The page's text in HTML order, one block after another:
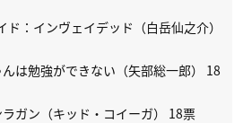
ド：インヴェイデッド（白岳仙之介）
は勉強ができない（矢部総一郎） 18
ガン（キッド・コイーガ） 18票